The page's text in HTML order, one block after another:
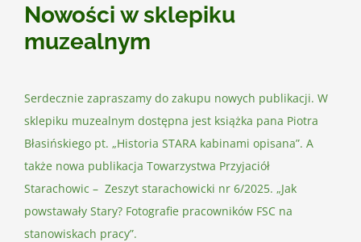
Nowości w sklepiku
muzealnym
Serdecznie zapraszamy do zakupu nowych publikacji. W
sklepiku muzealnym dostępna jest książka pana Piotra
Błasińskiego pt. „Historia STARA kabinami opisana”. A
także nowa publikacja Towarzystwa Przyjaciół
Starachowic – Zeszyt starachowicki nr 6/2025. „Jak
powstawały Stary? Fotografie pracowników FSC na
stanowiskach pracy”.